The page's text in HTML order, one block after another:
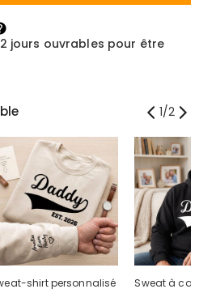
jours ouvrables pour être
1/2
shirt personnalisé
Sweat à